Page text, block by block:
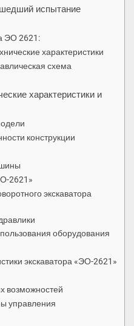
испытание
ЭО 2621:
характеристики
схема
характеристики и
конструкции
2621»
экскаватора
оборудования
экскаватора «ЭО-2621»
возможностей
управления